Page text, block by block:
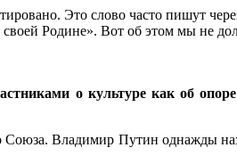
Это слово часто пишут
Родине». Вот об этом мы не
о культуре как об
Владимир Путин однажды